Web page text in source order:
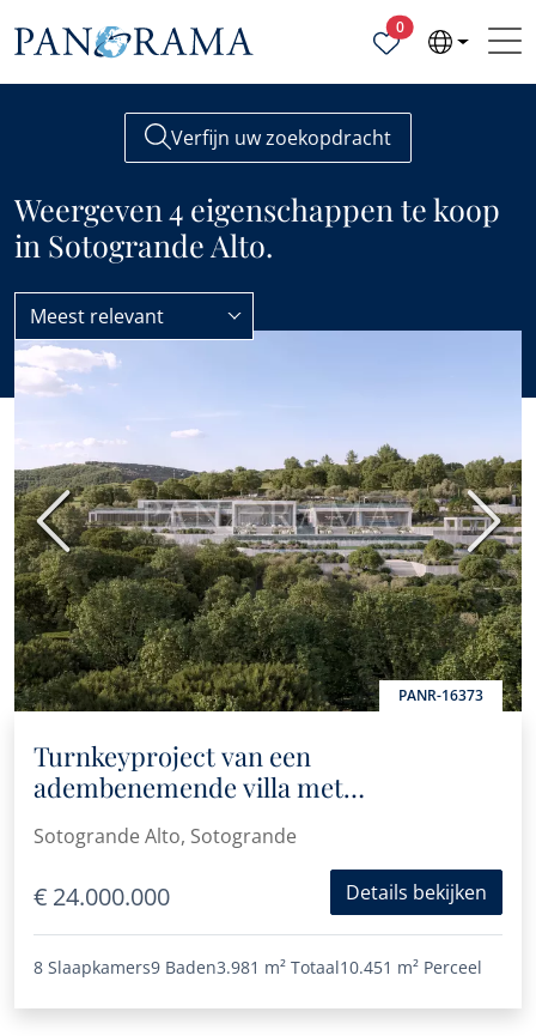
0Geselecteerde
Verfijn uw zoekopdracht
Weergeven 4 eigenschappen te koop
in Sotogrande Alto.
Sotogrande
Meest relevant
PANR-16373
Vorige
Turnkeyproject van een
adembenemende villa met
panoramisch zeezicht in La Reserva,
Sotogrande
Sotogrande Alto, Sotogrande
€ 24.000.000 Details bekijken
8 Slaapkamers9 Baden3.981 m² Totaal10.451 m² Perceel